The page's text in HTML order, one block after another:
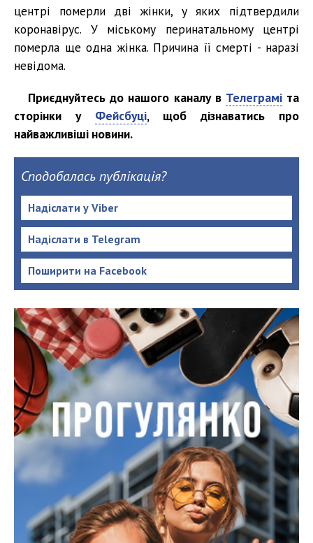
центрі померли дві жінки, у яких підтвердили
коронавірус. У міському перинатальному центрі
померла ще одна жінка. Причина її смерті - наразі
невідома.
Приєднуйтесь до нашого каналу в Телеграміта
сторінки у Фейсбуці, щоб дізнаватись про
найважливіші новини.
Сподобалась публікація?
Надіслати у Viber
Надіслати в Telegram
Поширити на Facebook